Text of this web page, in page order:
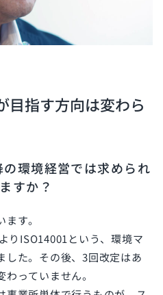
目指す方向は変わら
の環境経営では求められ
すか？
す。
り ISO14001 という、環境マ
た。その後、 3回改定はあ
っていません。